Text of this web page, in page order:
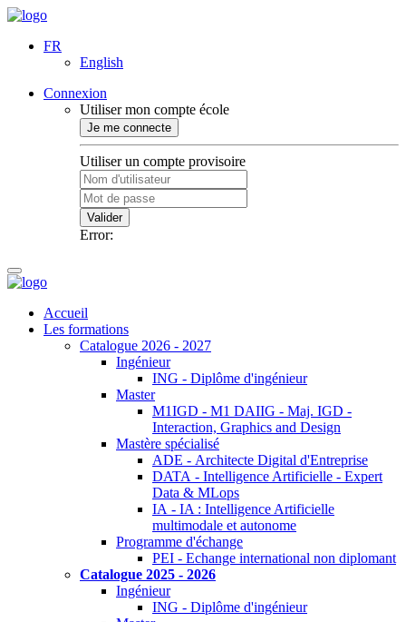
FR
English
Connexion
Utiliser mon compte école
Je me connecte
Utiliser un compte provisoire
Valider
Error:
Accueil
Les formations
Catalogue 2026 - 2027
Ingénieur
ING - Diplôme d'ingénieur
Master
M1IGD - M1 DAIIG - Maj. IGD -
Interaction, Graphics and Design
Mastère spécialisé
ADE - Architecte Digital d'Entreprise
DATA - Intelligence Artificielle - Expert
Data & MLops
IA - IA : Intelligence Artificielle
multimodale et autonome
Programme d'échange
PEI - Echange international non diplomant
Catalogue 2025 - 2026
Ingénieur
ING - Diplôme d'ingénieur